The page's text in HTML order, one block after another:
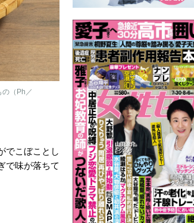
（Ph／
でこぼことし
で味が落ちて